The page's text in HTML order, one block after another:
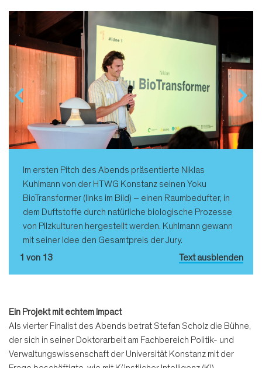
Im ersten Pitch des Abends präsentierte Niklas
Kuhlmann von der HTWG Konstanz seinen Yoku
BioTransformer (links im Bild) – einen Raumbedufter, in
dem Duftstoffe durch natürliche biologische Prozesse
von Pilzkulturen hergestellt werden. Kuhlmann gewann
mit seiner Idee den Gesamtpreis der Jury.
1 von 13
Text ausblenden
Ein Projekt mit echtem Impact
Als vierter Finalist des Abends betrat Stefan Scholz die Bühne,
der sich in seiner Doktorarbeit am Fachbereich Politik- und
Verwaltungswissenschaft der Universität Konstanz mit der